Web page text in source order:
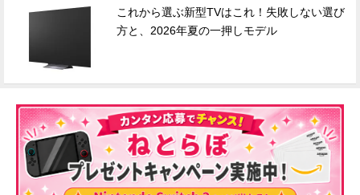
これから選ぶ新型TVはこれ！失敗しない選び
方と、2026年夏の一押しモデル